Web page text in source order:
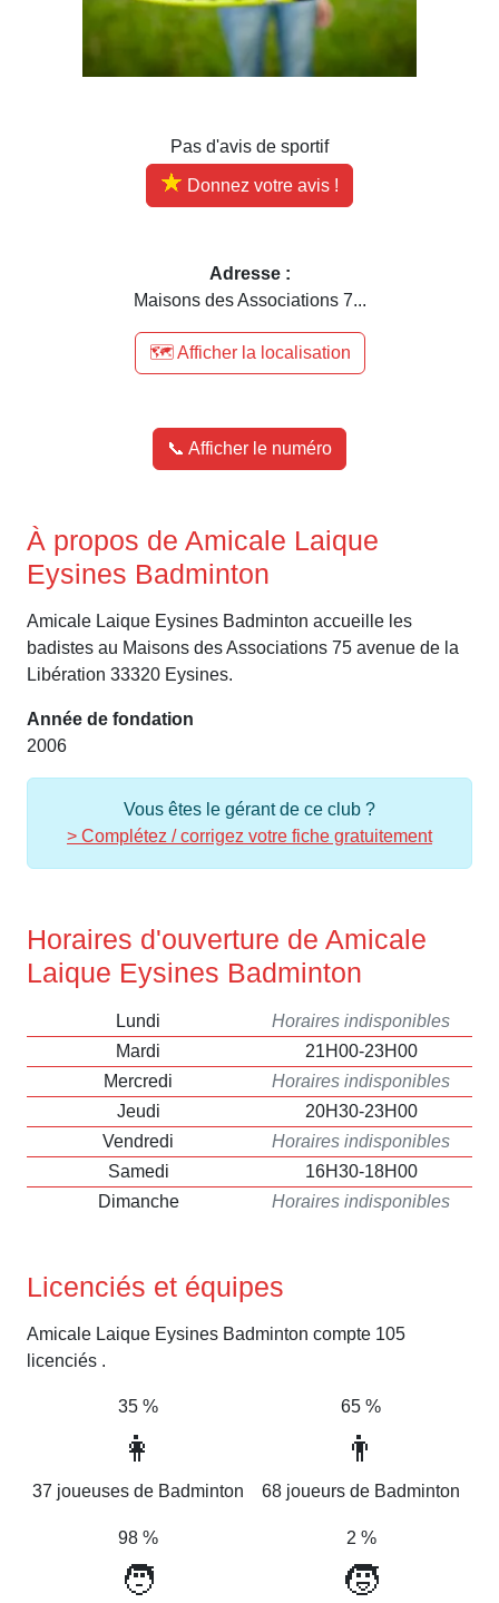
Pas d'avis de sportif
Donnez votre avis !
Adresse :
Maisons des Associations 7...
🗺️ Afficher la localisation
📞 Afficher le numéro
À propos de Amicale Laique
Eysines Badminton
Amicale Laique Eysines Badminton accueille les
badistes au Maisons des Associations 75 avenue de la
Libération 33320 Eysines.
Année de fondation
2006
Vous êtes le gérant de ce club ?
> Complétez / corrigez votre fiche gratuitement
Horaires d'ouverture de Amicale
Laique Eysines Badminton
Lundi
Horaires indisponibles
Mardi
21H00-23H00
Mercredi
Horaires indisponibles
Jeudi
20H30-23H00
Vendredi
Horaires indisponibles
Samedi
16H30-18H00
Dimanche
Horaires indisponibles
Licenciés et équipes
Amicale Laique Eysines Badminton compte 105
licenciés .
35 % 65 %
👩 👨
37 joueuses de Badminton 68 joueurs de Badminton
98 % 2 %
🧑 🧒